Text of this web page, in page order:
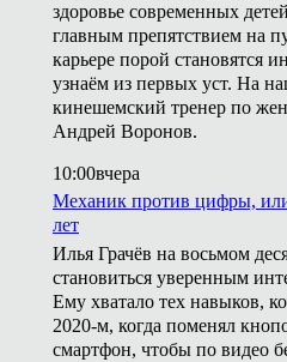
здоровье современных
главным препятствием на
карьере порой становятся
узнаём из первых уст. На
кинешемский тренер по
Андрей Воронов.
10:00вчера
Механик против цифры, или
лет
Илья Грачёв на восьмом
становиться уверенным
Ему хватало тех навыков,
2020-м, когда поменял
смартфон, чтобы по видео